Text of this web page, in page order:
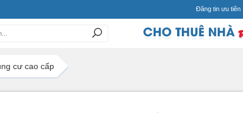
Đăng tin ưu tiên
cư cao cấp